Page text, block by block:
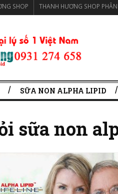
SHOP THANH HƯƠNG SHOP
SỮA NON ALPHA LIPID
sữa non